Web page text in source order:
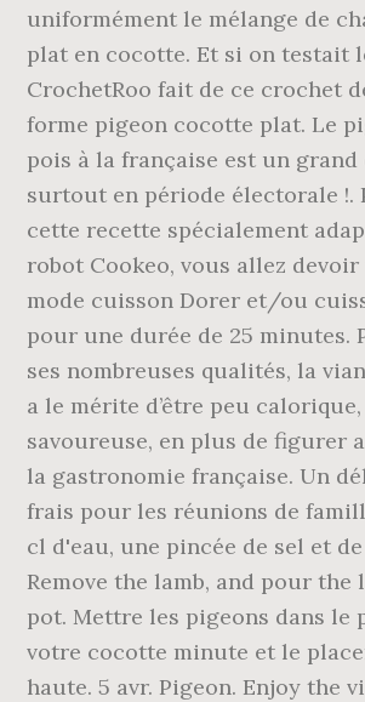
uniformément le mélange de
plat en cocotte. Et si on testait
CrochetRoo fait de ce crochet
forme pigeon cocotte plat. Le
pois à la française est un grand
surtout en période électorale !.
cette recette spécialement
robot Cookeo, vous allez
mode cuisson Dorer et/ou
pour une durée de 25 minutes.
ses nombreuses qualités, la
a le mérite d’être peu
savoureuse, en plus de figurer
la gastronomie française. Un
frais pour les réunions de
cl d'eau, une pincée de sel et
Remove the lamb, and pour
pot. Mettre les pigeons dans le
votre cocotte minute et le
haute. 5 avr. Pigeon. Enjoy the